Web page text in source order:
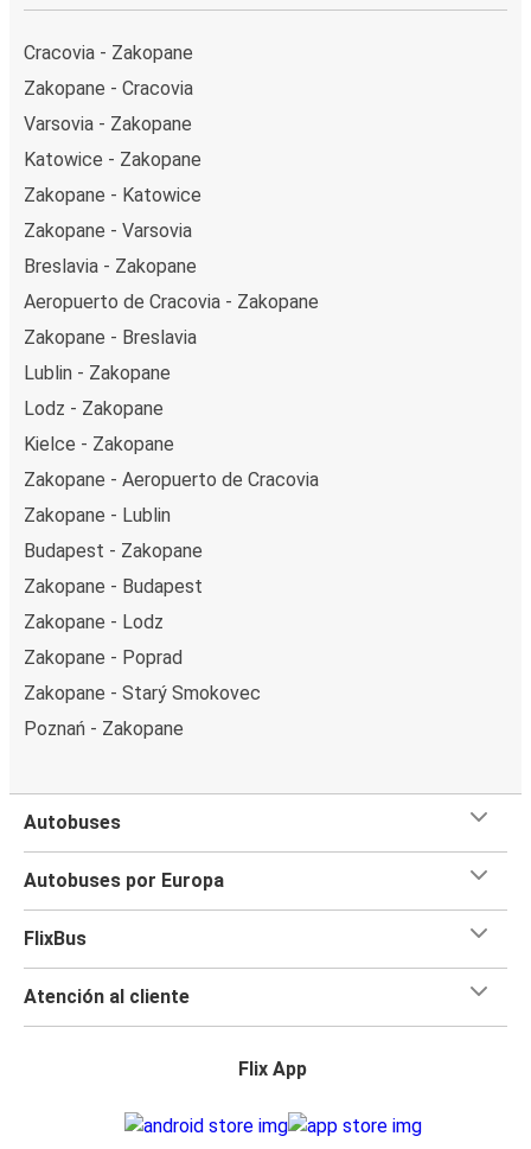
Cracovia - Zakopane
Zakopane - Cracovia
Varsovia - Zakopane
Katowice - Zakopane
Zakopane - Katowice
Zakopane - Varsovia
Breslavia - Zakopane
Aeropuerto de Cracovia - Zakopane
Zakopane - Breslavia
Lublin - Zakopane
Lodz - Zakopane
Kielce - Zakopane
Zakopane - Aeropuerto de Cracovia
Zakopane - Lublin
Budapest - Zakopane
Zakopane - Budapest
Zakopane - Lodz
Zakopane - Poprad
Zakopane - Starý Smokovec
Poznań - Zakopane
Autobuses
Autobuses por Europa
FlixBus
Atención al cliente
Flix App